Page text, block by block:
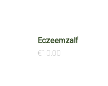
Eczeemzalf
€10.00